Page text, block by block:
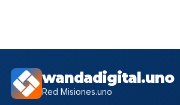
wandadigital.uno
Red Misiones.uno